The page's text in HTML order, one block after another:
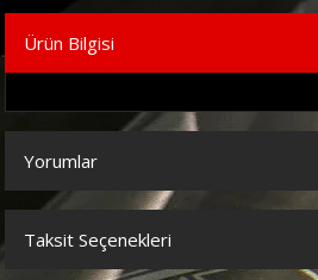
Ürün Bilgisi
Yorumlar
Bu ürüne ilk yorumu
Taksit Seçenekleri